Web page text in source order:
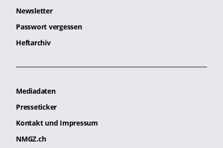
Newsletter
Passwort vergessen
Heftarchiv
Mediadaten
Presseticker
Kontakt und Impressum
NMGZ.ch